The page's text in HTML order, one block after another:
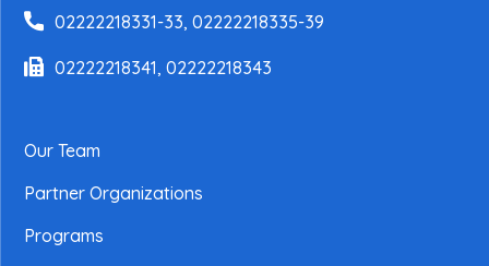
02222218331-33, 02222218335-39
02222218341, 02222218343
Our Team
Partner Organizations
Programs